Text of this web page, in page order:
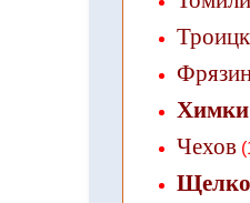
Троицк
Химки
Чехов